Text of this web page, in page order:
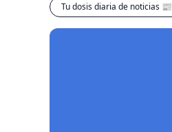
Tu dosis diaria de noticias 📰